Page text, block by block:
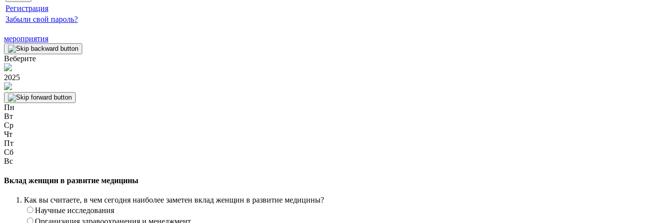
Регистрация
Забыли свой пароль?
мероприятия
Веберите
2025
Пн
Вт
Ср
Чт
Пт
Сб
Вс
Вклад женщин в развитие медицины
Как вы считаете, в чем сегодня наиболее заметен вклад женщин в развитие медицины?
Научные исследования